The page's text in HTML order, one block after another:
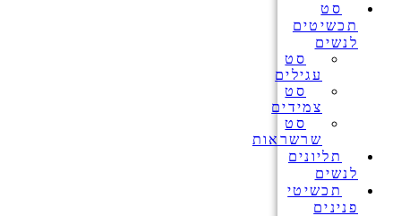
סט
תכשיטים
לנשים
סט
עגילים
סט
צמידים
סט
שרשראות
תליונים
לנשים
תכשיטי
פנינים